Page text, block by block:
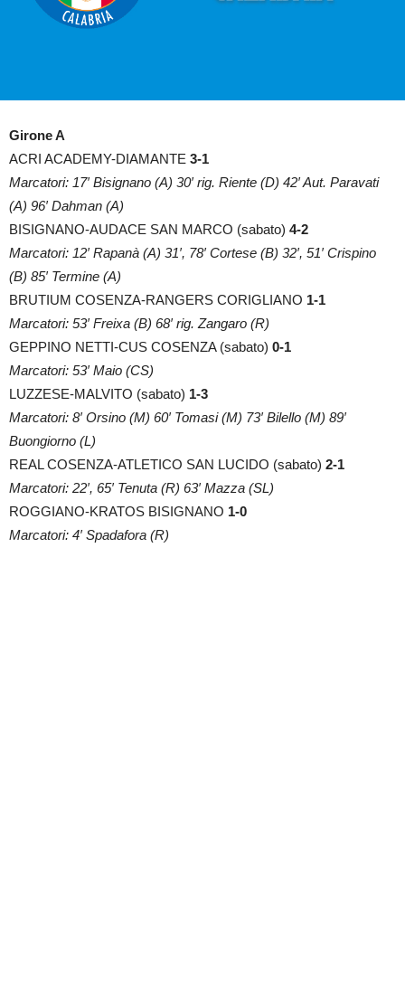
Girone A
ACRI ACADEMY-DIAMANTE 3-1
Marcatori: 17′ Bisignano (A) 30′ rig. Riente (D) 42′ Aut. Paravati
(A) 96′ Dahman (A)
BISIGNANO-AUDACE SAN MARCO (sabato) 4-2
Marcatori: 12′ Rapanà (A) 31′, 78′ Cortese (B) 32′, 51′ Crispino
(B) 85′ Termine (A)
BRUTIUM COSENZA-RANGERS CORIGLIANO 1-1
Marcatori: 53′ Freixa (B) 68′ rig. Zangaro (R)
GEPPINO NETTI-CUS COSENZA (sabato) 0-1
Marcatori: 53′ Maio (CS)
LUZZESE-MALVITO (sabato) 1-3
Marcatori: 8′ Orsino (M) 60′ Tomasi (M) 73′ Bilello (M) 89′
Buongiorno (L)
REAL COSENZA-ATLETICO SAN LUCIDO (sabato) 2-1
Marcatori: 22′, 65′ Tenuta (R) 63′ Mazza (SL)
ROGGIANO-KRATOS BISIGNANO 1-0
Marcatori: 4′ Spadafora (R)